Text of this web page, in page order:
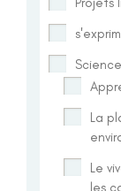
La
Le
les